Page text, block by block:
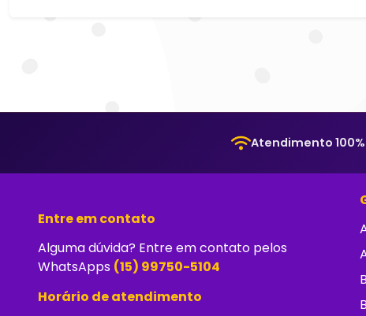
Atendimento
Entre em contato
Alguma dúvida? Entre em contato pelos
WhatsApps (15) 99750-5104
Horário de atendimento